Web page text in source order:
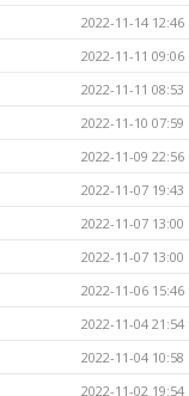
2022-11-14 12:46
2022-11-11 09:06
2022-11-11 08:53
2022-11-10 07:59
2022-11-09 22:56
2022-11-07 19:43
2022-11-07 13:00
2022-11-07 13:00
2022-11-06 15:46
2022-11-04 21:54
2022-11-04 10:58
2022-11-02 19:54